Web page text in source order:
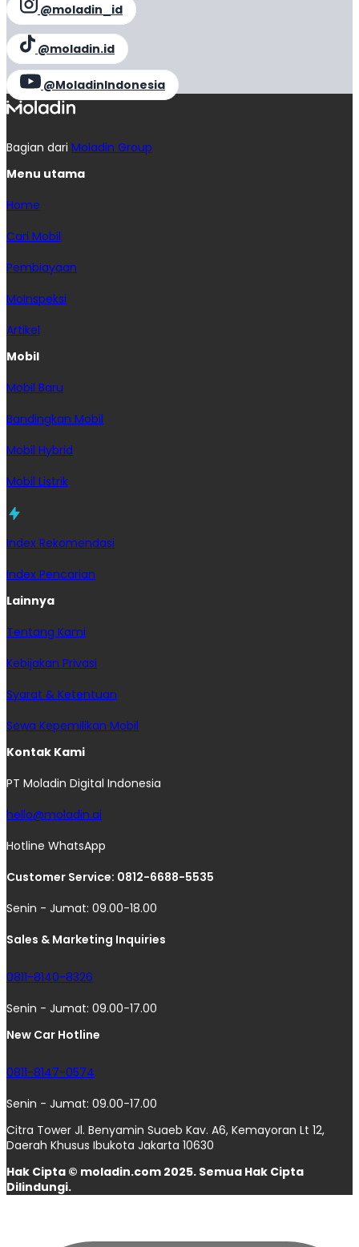
@moladin_id
@moladin.id
@MoladinIndonesia
Bagian dari Moladin Group
Menu utama
Home
Cari Mobil
Pembiayaan
MoInspeksi
Artikel
Mobil
Mobil Baru
Bandingkan Mobil
Mobil Hybrid
Mobil Listrik
Index Rekomendasi
Index Pencarian
Lainnya
Tentang Kami
Kebijakan Privasi
Syarat & Ketentuan
Sewa Kepemilikan Mobil
Kontak Kami
PT Moladin Digital Indonesia
hello@moladin.ai
Hotline WhatsApp
Customer Service: 0812-6688-5535
Senin - Jumat: 09.00-18.00
Sales & Marketing Inquiries
0811-8140-8326
Senin - Jumat: 09.00-17.00
New Car Hotline
0811-8147-0574
Senin - Jumat: 09.00-17.00
Citra Tower Jl. Benyamin Suaeb Kav. A6, Kemayoran Lt 12,
Daerah Khusus Ibukota Jakarta 10630
Hak Cipta © moladin.com 2025. Semua Hak Cipta
Dilindungi.